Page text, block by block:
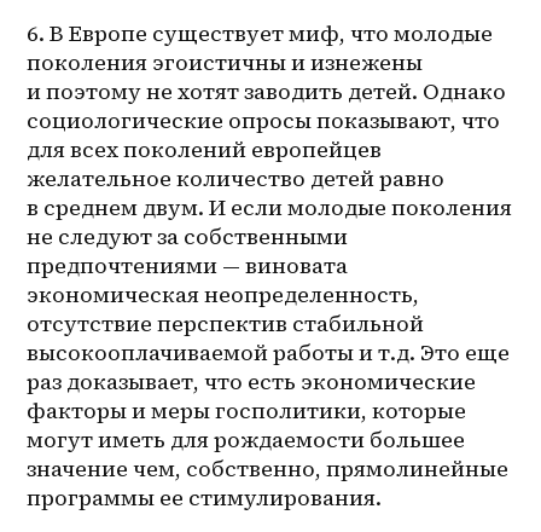
6. В Европе существует миф, что молодые
поколения эгоистичны и изнежены
и поэтому не хотят заводить детей. Однако
социологические опросы показывают, что
для всех поколений европейцев
желательное количество детей равно
в среднем двум. И если молодые поколения
не следуют за собственными
предпочтениями — виновата
экономическая неопределенность,
отсутствие перспектив стабильной
высокооплачиваемой работы и т.д. Это еще
раз доказывает, что есть экономические
факторы и меры госполитики, которые
могут иметь для рождаемости большее
значение чем, собственно, прямолинейные
программы ее стимулирования.